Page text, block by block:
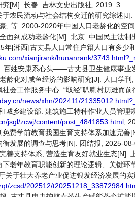
[M]. 长春: 吉林文史出版社, 2019: 3.
于农民流动与社会结构变迁的研究综述
, 等. 2000-2020年中国人口老龄化的空
面到成功老龄化[M]. 北京: 中国民主法制
年[湘西]古丈县人口常住户籍人口有多少
xianjirank/hunanrank/
百姓安康系心头——古丈县卫生健康事业
龄化对咸鱼经济的影响研究[J]. 人口学刊
会工作服务中心: “取经”叭喇村历难而
news/xhn/202411/
城乡建设部. 建筑施工特种作业人员管
jsgl/zcwj/content/post_4841853.html ,
费学前教育我国生育支持体系加速完善
衡发展的调查与思考[N]. 团结报, 2025-08-
善支持体系, 营造生育友好就业生态[N].
下老年教育职能创新的理论逻辑、关键
关于壮大养老产业促进银发经济发展的
zcsd/202512/